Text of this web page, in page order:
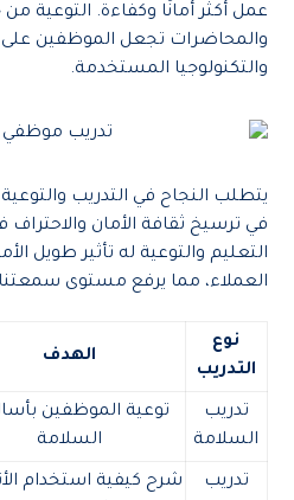
عمل أكثر أمانًا وكفاءة. التوعية
والمحاضرات تجعل الموظفين على
والتكنولوجيا المستخدمة.
يتطلب النجاح في التدريب
في ترسيخ ثقافة الأمان والاحتراف
التعليم والتوعية له تأثير طويل
العملاء، مما يرفع مستوى
نوع
التدريب
الهدف
تدريب
السلامة
توعية الموظفين
السلامة
تدريب
شرح كيفية استخدام